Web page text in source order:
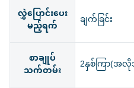
လွှဲပြောင်းပေး
မည့်ရက် ချက်ခြင်း
စာချုပ်
သက်တမ်း 2နှစ်ကြာ(အ